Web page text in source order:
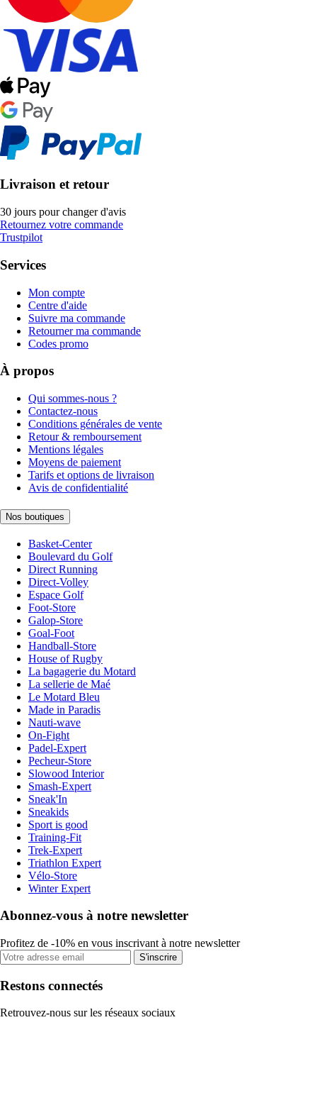
Livraison et retour
30 jours pour changer d'avis
Retournez votre commande
Trustpilot
Services
Mon compte
Centre d'aide
Suivre ma commande
Retourner ma commande
Codes promo
À propos
Qui sommes-nous ?
Contactez-nous
Conditions générales de vente
Retour & remboursement
Mentions légales
Moyens de paiement
Tarifs et options de livraison
Avis de confidentialité
Nos boutiques
Basket-Center
Boulevard du Golf
Direct Running
Direct-Volley
Espace Golf
Foot-Store
Galop-Store
Goal-Foot
Handball-Store
House of Rugby
La bagagerie du Motard
La sellerie de Maé
Le Motard Bleu
Made in Paradis
Nauti-wave
On-Fight
Padel-Expert
Pecheur-Store
Slowood Interior
Smash-Expert
Sneak'In
Sneakids
Sport is good
Training-Fit
Trek-Expert
Triathlon Expert
Vélo-Store
Winter Expert
Abonnez-vous à notre newsletter
Profitez de -10% en vous inscrivant à notre newsletter
S'inscrire
Restons connectés
Retrouvez-nous sur les réseaux sociaux